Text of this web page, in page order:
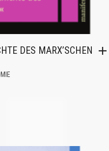
DES MARX’SCHEN